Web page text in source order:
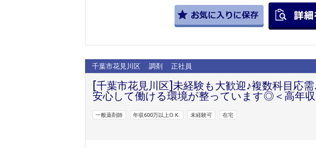
千葉市花見川区 調剤 正社員
[千葉市花見川区]未経験も大歓迎♪複数科目応
安心して働ける環境が整っています◎＜高年収
一般薬剤師 年収600万以上O.K. 未経験可 在宅